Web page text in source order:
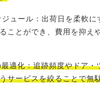
ュール：出荷日を柔軟に
ことができ、費用を抑え
適化：追跡頻度やドア・
サービスを絞ることで無